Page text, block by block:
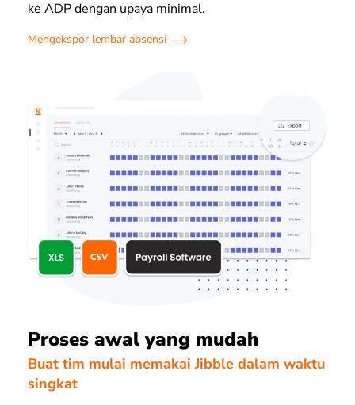
ke ADP dengan upaya minimal.
Mengekspor lembar absensi
Proses awal yang mudah
Buat tim mulai memakai Jibble dalam waktu
singkat